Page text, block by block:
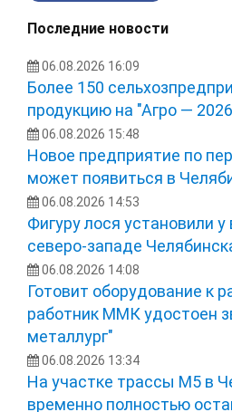
Последние новости
06.08.2026 16:09
Более 150
продукцию на "Агро —
06.08.2026 15:48
Новое предприятие по
может появиться в
06.08.2026 14:53
Фигуру лося установили у
северо-западе
06.08.2026 14:08
Готовит оборудование к
работник ММК удостоен
металлург"
06.08.2026 13:34
На участке трассы М5 в
временно полностью